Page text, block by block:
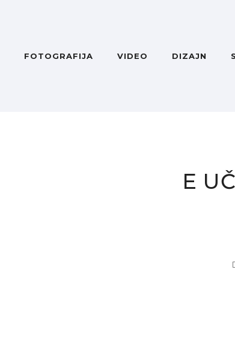
FOTOGRAFIJA VIDEO DIZAJN
E